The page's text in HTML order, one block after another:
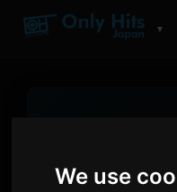
We use
▼
بیشترین پخش را